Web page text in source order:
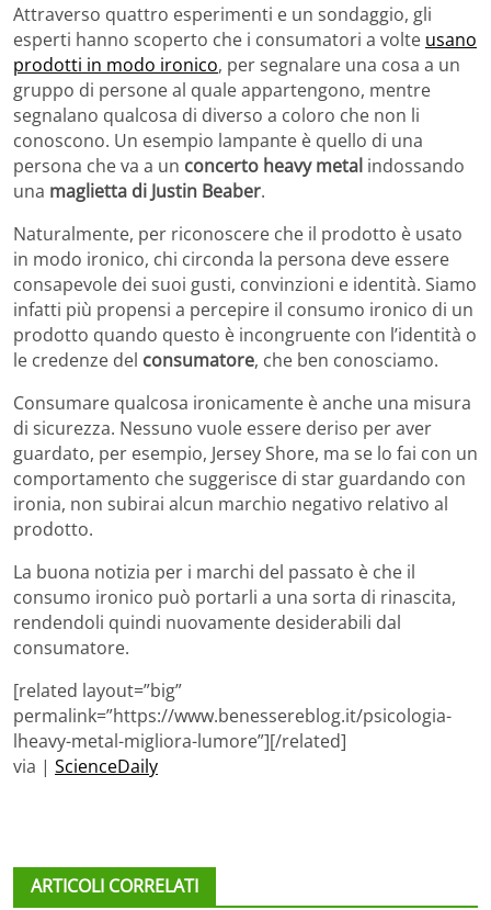
Attraverso quattro esperimenti e un sondaggio, gli
esperti hanno scoperto che i consumatori a volte usano
prodotti in modo ironico, per segnalare una cosa a un
gruppo di persone al quale appartengono, mentre
segnalano qualcosa di diverso a coloro che non li
conoscono. Un esempio lampante è quello di una
persona che va a un concerto heavy metal indossando
una maglietta di Justin Beaber.
Naturalmente, per riconoscere che il prodotto è usato
in modo ironico, chi circonda la persona deve essere
consapevole dei suoi gusti, convinzioni e identità. Siamo
infatti più propensi a percepire il consumo ironico di un
prodotto quando questo è incongruente con l’identità o
le credenze del consumatore, che ben conosciamo.
Consumare qualcosa ironicamente è anche una misura
di sicurezza. Nessuno vuole essere deriso per aver
guardato, per esempio, Jersey Shore, ma se lo fai con un
comportamento che suggerisce di star guardando con
ironia, non subirai alcun marchio negativo relativo al
prodotto.
La buona notizia per i marchi del passato è che il
consumo ironico può portarli a una sorta di rinascita,
rendendoli quindi nuovamente desiderabili dal
consumatore.
[related layout=”big”
permalink=”https://www.benessereblog.it/psicologia-
lheavy-metal-migliora-lumore”][/related]
via | ScienceDaily
ARTICOLI CORRELATI